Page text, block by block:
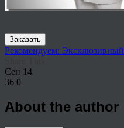
Заказать
Рекомендуем:
Сен 14
36 0
About the author